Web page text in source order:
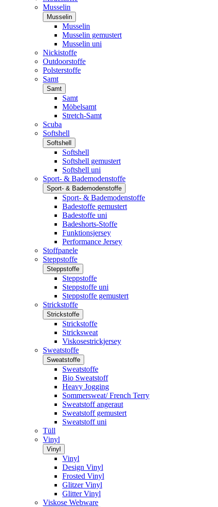
Musselin
Musselin
Musselin
Musselin gemustert
Musselin uni
Nickistoffe
Outdoorstoffe
Polsterstoffe
Samt
Samt
Samt
Möbelsamt
Stretch-Samt
Scuba
Softshell
Softshell
Softshell
Softshell gemustert
Softshell uni
Sport- & Bademodenstoffe
Sport- & Bademodenstoffe
Sport- & Bademodenstoffe
Badestoffe gemustert
Badestoffe uni
Badeshorts-Stoffe
Funktionsjersey
Performance Jersey
Stoffpanele
Steppstoffe
Steppstoffe
Steppstoffe
Steppstoffe uni
Steppstoffe gemustert
Strickstoffe
Strickstoffe
Strickstoffe
Stricksweat
Viskosestrickjersey
Sweatstoffe
Sweatstoffe
Sweatstoffe
Bio Sweatstoff
Heavy Jogging
Sommersweat/ French Terry
Sweatstoff angeraut
Sweatstoff gemustert
Sweatstoff uni
Tüll
Vinyl
Vinyl
Vinyl
Design Vinyl
Frosted Vinyl
Glitzer Vinyl
Glitter Vinyl
Viskose Webware